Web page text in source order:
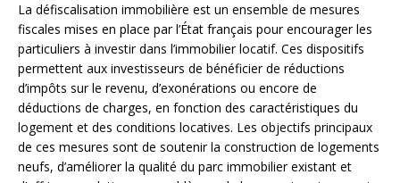
La défiscalisation immobilière est un ensemble de mesures
fiscales mises en place par l’État français pour encourager les
particuliers à investir dans l’immobilier locatif. Ces dispositifs
permettent aux investisseurs de bénéficier de réductions
d’impôts sur le revenu, d’exonérations ou encore de
déductions de charges, en fonction des caractéristiques du
logement et des conditions locatives. Les objectifs principaux
de ces mesures sont de soutenir la construction de logements
neufs, d’améliorer la qualité du parc immobilier existant et